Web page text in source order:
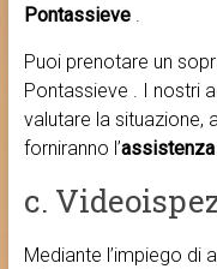
Pontassieve .
Puoi prenotare un
Pontassieve . I nostri
valutare la situazione,
forniranno l’
c.
Mediante l’impiego di